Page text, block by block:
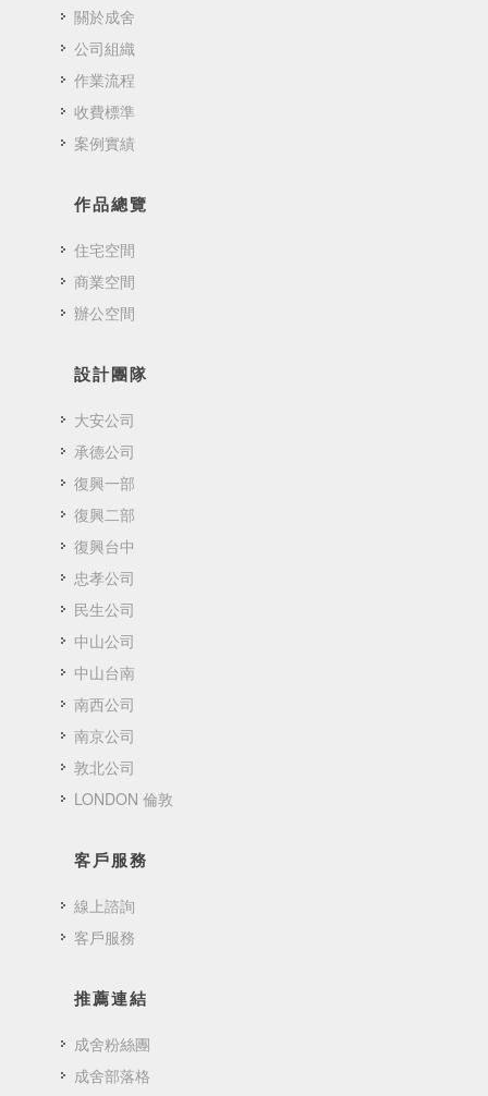
關於成舍
公司組織
作業流程
收費標準
案例實績
作品總覽
住宅空間
商業空間
辦公空間
設計團隊
大安公司
承德公司
復興一部
復興二部
復興台中
忠孝公司
民生公司
中山公司
中山台南
南西公司
南京公司
敦北公司
LONDON 倫敦
客戶服務
線上諮詢
客戶服務
推薦連結
成舍粉絲團
成舍部落格